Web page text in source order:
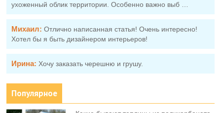
ухоженный облик территории. Особенно важно выб …
Михаил: Отлично написанная статья! Очень интересно!
Хотел бы я быть дизайнером интерьеров!
Ирина: Хочу заказать черешню и грушу.
Популярное